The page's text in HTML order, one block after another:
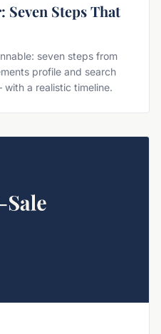
Seven Steps That
seven steps from
profile and search
a realistic timeline.